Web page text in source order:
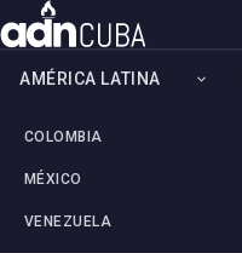
AMÉRICA LATINA
COLOMBIA
MÉXICO
VENEZUELA